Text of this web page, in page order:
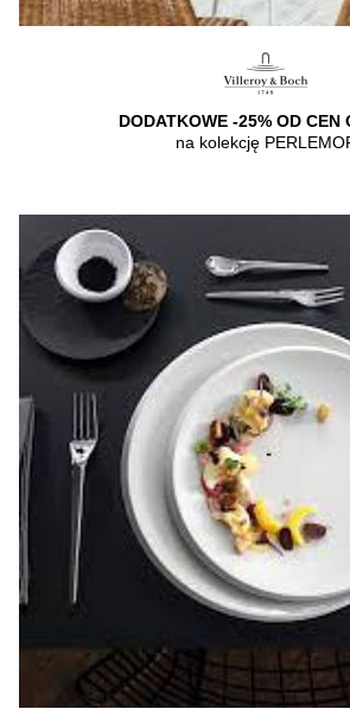
DODATKOWE -25% OD CEN
na kolekcję